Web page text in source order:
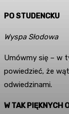
PO STUDENCKU
Wyspa Słodowa
Umówmy się – w
powiedzieć, że
odwiedzinami.
W TAK PIĘKNYCH